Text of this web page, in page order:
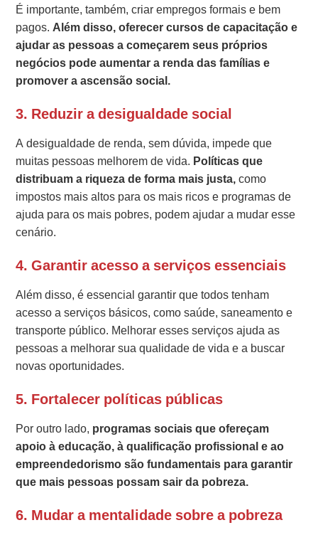
É importante, também, criar empregos formais e bem
pagos. Além disso, oferecer cursos de capacitação e
ajudar as pessoas a começarem seus próprios
negócios pode aumentar a renda das famílias e
promover a ascensão social.
3. Reduzir a desigualdade social
A desigualdade de renda, sem dúvida, impede que
muitas pessoas melhorem de vida. Políticas que
distribuam a riqueza de forma mais justa,como
impostos mais altos para os mais ricos e programas de
ajuda para os mais pobres, podem ajudar a mudar esse
cenário.
4. Garantir acesso a serviços essenciais
Além disso, é essencial garantir que todos tenham
acesso a serviços básicos, como saúde, saneamento e
transporte público. Melhorar esses serviços ajuda as
pessoas a melhorar sua qualidade de vida e a buscar
novas oportunidades.
5. Fortalecer políticas públicas
Por outro lado, programas sociais que ofereçam
apoio à educação, à qualificação profissional e ao
empreendedorismo são fundamentais para garantir
que mais pessoas possam sair da pobreza.
6. Mudar a mentalidade sobre a pobreza